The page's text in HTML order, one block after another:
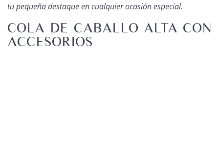
tu pequeña destaque en cualquier ocasión especial.
COLA DE CABALLO ALTA CON
ACCESORIOS